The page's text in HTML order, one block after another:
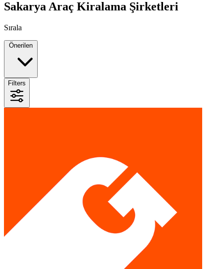
Sakarya Araç Kiralama Şirketleri
Sırala
Filters